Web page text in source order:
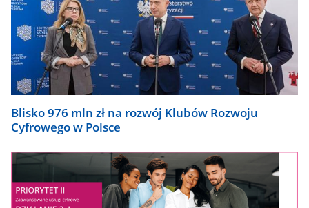
Blisko 976 mln zł na rozwój Klubów Rozwoju
Cyfrowego w Polsce